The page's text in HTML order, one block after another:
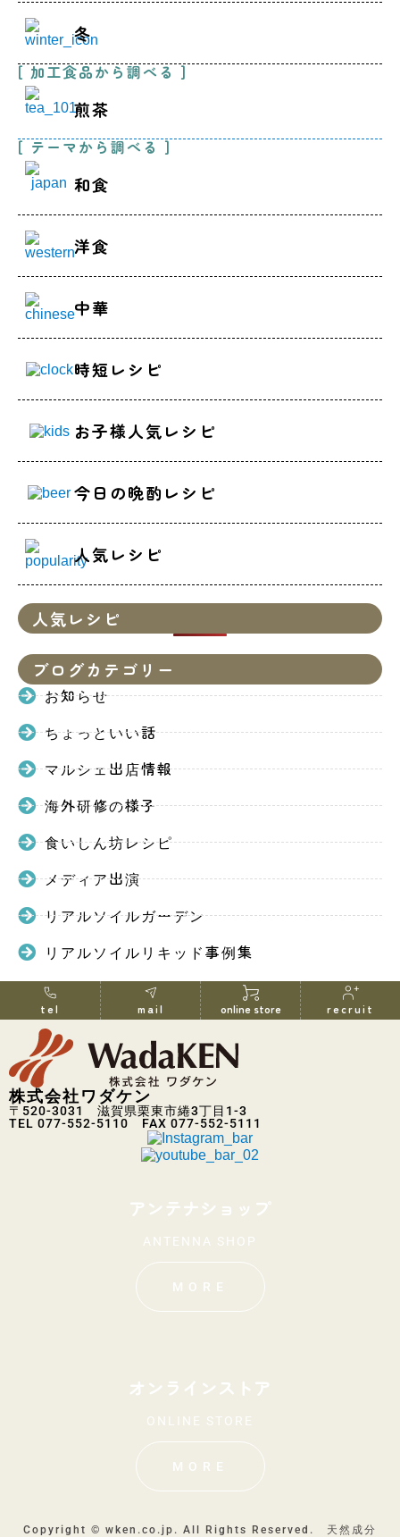
冬
[ 加工食品から調べる ]
煎茶
[ テーマから調べる ]
和食
洋食
中華
時短レシピ
お子様人気レシピ
今日の晩酌レシピ
人気レシピ
人気レシピ
ブログカテゴリー
お知らせ
ちょっといい話
マルシェ出店情報
海外研修の様子
食いしん坊レシピ
メディア出演
リアルソイルガーデン
リアルソイルリキッド事例集
tel mail online store recruit
株式会社ワダケン
〒520-3031 滋賀県栗東市綣3丁目1-3
TEL 077-552-5110 FAX 077-552-5111
アンテナショップ
ANTENNA SHOP
MORE
オンラインストア
ONLINE STORE
MORE
Copyright © wken.co.jp. All Rights Reserved. 天然成分